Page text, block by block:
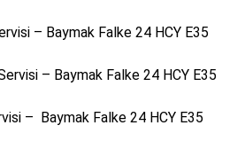
– Baymak Falke 24 HCY E35
– Baymak Falke 24 HCY E35
– Baymak Falke 24 HCY E35